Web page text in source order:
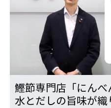
鰹節専門店「にん
水とだしの旨味が